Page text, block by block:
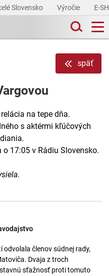
Slovensko Výročie E-
späť
na tepe dňa.
s aktérmi kľúčových
17:05 v Rádiu Slovensko.
členov súdnej rady,
Dvaja z troch
sťažnosť proti tomuto